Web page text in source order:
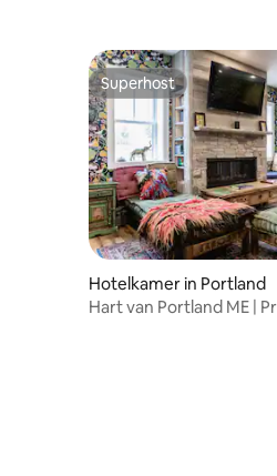
Superhost
Superhost
Hotelkamer in Portland
Hart van Portland ME |